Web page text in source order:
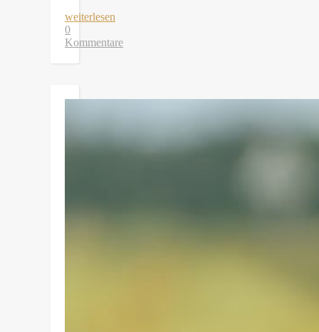
weiterlesen
0
Kommentare